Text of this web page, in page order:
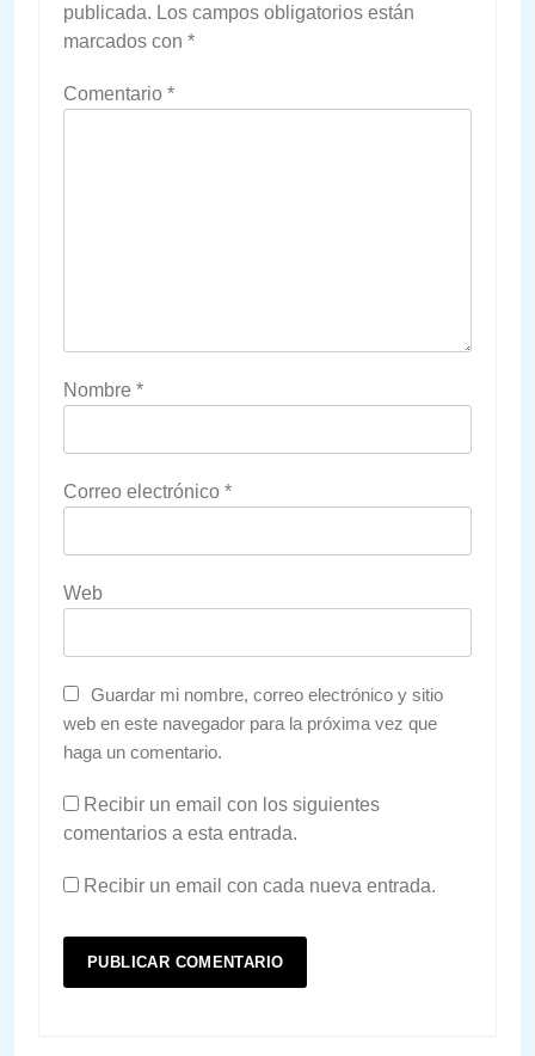
publicada. Los campos obligatorios están
marcados con *
Comentario *
Nombre *
Correo electrónico *
Web
Guardar mi nombre, correo electrónico y sitio
web en este navegador para la próxima vez que
haga un comentario.
Recibir un email con los siguientes
comentarios a esta entrada.
Recibir un email con cada nueva entrada.